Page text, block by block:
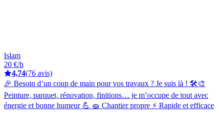
Islam
20 €/h
4,74(76 avis)
🎉 Besoin d’un coup de main pour vos travaux ? Je suis là ! 🛠️🎨
Peinture, parquet, rénovation, finitions… je m’occupe de tout avec
énergie et bonne humeur 💪 🧽 Chantier propre ⚡ Rapide et efficace